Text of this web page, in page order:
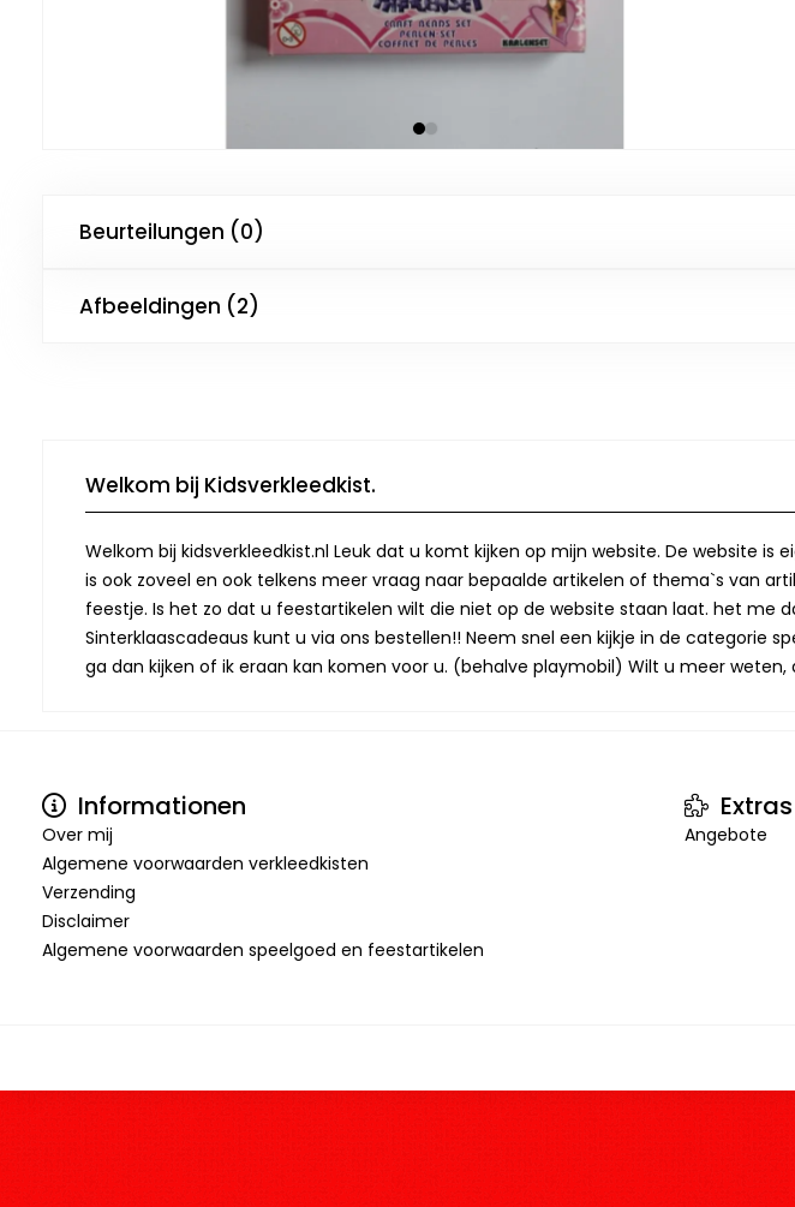
Beurteilungen (0)
Afbeeldingen (2)
Welkom bij Kidsverkleedkist.
Welkom bij kidsverkleedkist.nl Leuk dat u komt kijken op mijn website. De website
is ook zoveel en ook telkens meer vraag naar bepaalde artikelen of thema`s van
feestje. Is het zo dat u feestartikelen wilt die niet op de website staan laat. het me
Sinterklaascadeaus kunt u via ons bestellen!! Neem snel een kijkje in de categorie
ga dan kijken of ik eraan kan komen voor u. (behalve playmobil) Wilt u meer
Informationen
Over mij
Algemene voorwaarden verkleedkisten
Verzending
Disclaimer
Algemene voorwaarden speelgoed en feestartikelen
Extras
Angebote